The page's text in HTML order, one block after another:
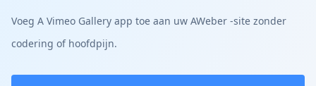
Voeg A Vimeo Gallery app toe aan uw AWeber -site zonder
codering of hoofdpijn.